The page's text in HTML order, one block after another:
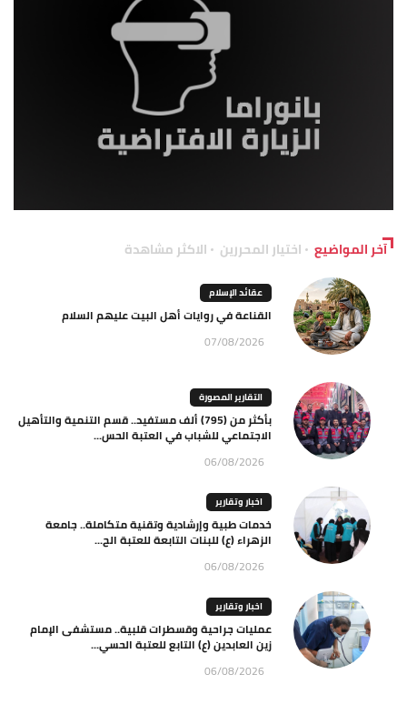
آخر المواضيع اختيار المحررين الاكثر مشاهدة
عقائد الإسلام
القناعة في روايات أهل البيت عليهم السلام
07/08/2026
التقارير المصورة
بأكثر من (795) ألف مستفيد.. قسم التنمية والتأهيل
الاجتماعي للشباب في العتبة الحس...
06/08/2026
اخبار وتقارير
خدمات طبية وإرشادية وتقنية متكاملة.. جامعة
الزهراء (ع) للبنات التابعة للعتبة الح...
06/08/2026
اخبار وتقارير
عمليات جراحية وقسطرات قلبية.. مستشفى الإمام
زين العابدين (ع) التابع للعتبة الحسي...
06/08/2026